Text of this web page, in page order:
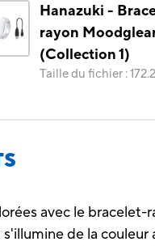
Hanazuki -
rayon
(Collection 1)
Taille du fichier :
avec le
de la couleur